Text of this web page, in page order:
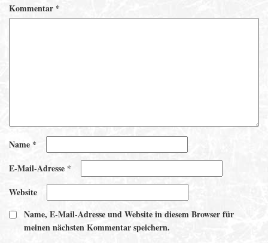
Kommentar *
Name *
E-Mail-Adresse *
Website
Name, E-Mail-Adresse und Website in diesem Browser für
meinen nächsten Kommentar speichern.